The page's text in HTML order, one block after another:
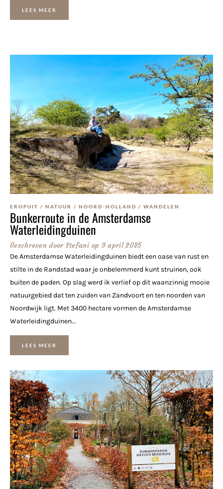
LEES MEER
EROPUIT / NATUUR / NOORD-HOLLAND / WANDELEN
Bunkerroute in de Amsterdamse
Waterleidingduinen
Geschreven doorStefani op 9 april 2025
De Amsterdamse Waterleidingduinen biedt een oase van rust en
stilte in de Randstad waar je onbelemmerd kunt struinen, ook
buiten de paden. Op slag werd ik verlief op dit waanzinnig mooie
natuurgebied dat ten zuiden van Zandvoort en ten noorden van
Noordwijk ligt. Met 3400 hectare vormen de Amsterdamse
Waterleidingduinen...
LEES MEER